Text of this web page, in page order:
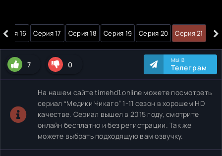
‹ 16 Серия 17 Серия 18 Серия 19 Серия 20 Серия 21 ›
7 0 МЫ В
Телеграм
На нашем сайте timehd1.online можете посмотреть
сериал “Медики Чикаго” 1-11 сезон в хорошем HD
качестве. Сериал вышел в 2015 году, смотрите
онлайн бесплатно и без регистрации. Так же
можете выбрать подходящую вам озвучку.